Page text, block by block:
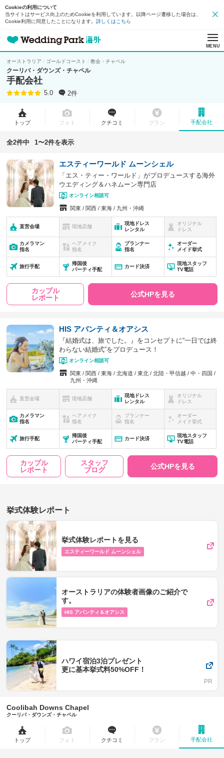
Cookieの利用について
当サイトはサービス向上のためCookieを利用しています。以降ページ遷移した場合は、
Cookie利用に同意したことになります。 詳しくはこちら
MENU
オーストラリア ゴールドコースト 教会・チャペル
クーリバ・ダウンズ・チャペル
手配会社
5.0 2件
トップ フォト クチコミ プラン 手配会社
全2件中 1〜2件を表示
エスティーワールド ムーンシェル
「エス・ティー・ワールド」がプロデュースする海外
ウエディング＆ハネムーン専門店
オンライン相談可
関東 関西 東海 九州・沖縄
直営会場 現地店舗
現地ドレス
レンタル
オリジナル
ドレス
カメラマン
指名
ヘアメイク
指名
プランナー
指名
オーダー
メイド挙式
旅行手配
帰国後
パーティ手配
カード決済
現地スタッフ
TV電話
カップル
レポート
公式HPを見る
HIS アバンティ＆オアシス
『結婚式は、旅でした。』をコンセプトに“一日では終
わらない結婚式”をプロデュース！
オンライン相談可
関東 関西 東海 北海道 東北 北陸・甲信越
中・四国
九州・沖縄
直営会場 現地店舗
現地ドレス
レンタル
オリジナル
ドレス
カメラマン
指名
ヘアメイク
指名
プランナー
指名
オーダー
メイド挙式
旅行手配
帰国後
パーティ手配
カード決済
現地スタッフ
TV電話
カップル
レポート
スタッフ
ブログ
公式HPを見る
挙式体験レポート
挙式体験レポートを見る
エスティーワールド ムーンシェル
オーストラリアの体験者画像のご紹介で
す。
HIS アバンティ＆オアシス
ハワイ宿泊3泊プレゼント
更に基本挙式料50%OFF！
Coolibah Downs Chapel
クーリバ・ダウンズ・チャペル
トップ フォト クチコミ プラン 手配会社